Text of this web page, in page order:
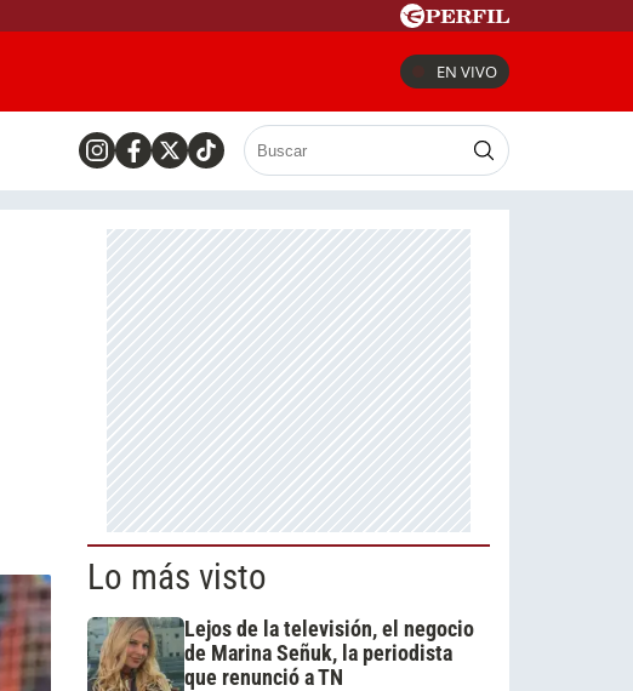
EN VIVO
Lo más visto
Lejos de la televisión, el negocio
de Marina Señuk, la periodista
que renunció a TN